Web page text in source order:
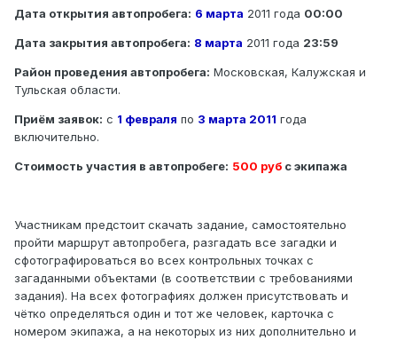
Дата открытия автопробега: 6 марта 2011 года 00:00
Дата закрытия автопробега: 8 марта 2011 года 23:59
Район проведения автопробега: Московская, Калужская и
Тульская области.
Приём заявок: с 1 февраля по 3 марта 2011 года
включительно.
Стоимость участия в автопробеге: 500 руб с экипажа
Участникам предстоит скачать задание, самостоятельно
пройти маршрут автопробега, разгадать все загадки и
сфотографироваться во всех контрольных точках с
загаданными объектами (в соответствии с требованиями
задания). На всех фотографиях должен присутствовать и
чётко определяться один и тот же человек, карточка с
номером экипажа, а на некоторых из них дополнительно и